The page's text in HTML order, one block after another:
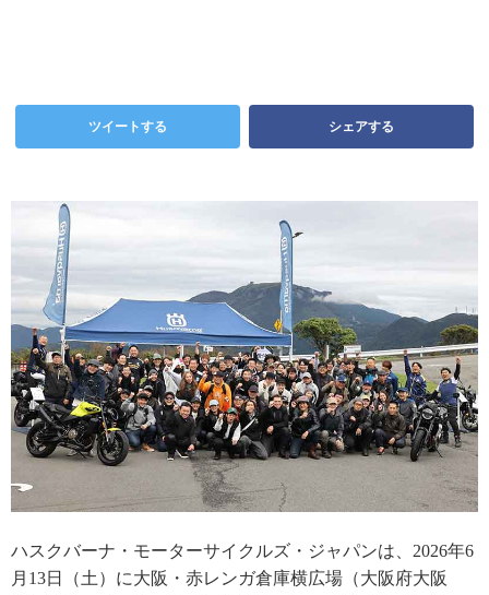
ツイートする シェアする
ハスクバーナ・モーターサイクルズ・ジャパンは、2026年6
月13日（土）に大阪・赤レンガ倉庫横広場（大阪府大阪